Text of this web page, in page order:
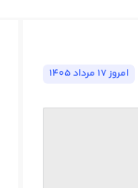
امروز ١٧ مرداد ١٤٠٥